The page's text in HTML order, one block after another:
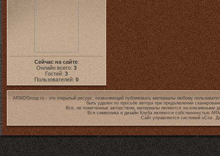
Сейчас на сайте:
Онлайн всего: 3
Гостей: 3
Пользователей: 0
ARMDGroup.ru - это открытый ресурс, позволяющий публиковать материалы любому
быть удален по просьбе автора при предъявлении
Все, не помеченные авторством, материалы являются эксклюзивными
Вся символика и дизайн Клуба являются собственностью
Сайт управляется системой uCoz.